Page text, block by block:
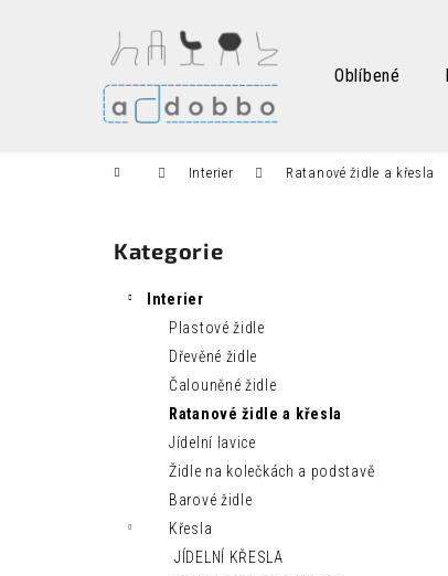
Oblíbené
Domů Interier Ratanové židle a křesla
Přeskočit
kategorie
Kategorie
Interier
Plastové židle
Dřevěné židle
Čalouněné židle
Ratanové židle a křesla
Jídelní lavice
Židle na kolečkách a podstavě
Barové židle
Křesla
JÍDELNÍ KŘESLA
MODERNÍ LEHÁTKO IBIZA SUN
9 150 Kč